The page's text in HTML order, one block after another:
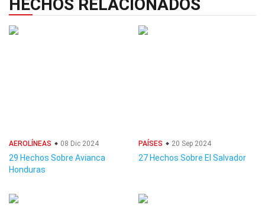
HECHOS RELACIONADOS
AEROLÍNEAS 08 Dic 2024
29 Hechos Sobre Avianca
Honduras
PAÍSES 20 Sep 2024
27 Hechos Sobre El Salvador